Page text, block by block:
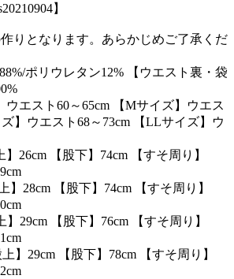
】
りとなります。あらかじめご了承くだ
ポリウレタン12% 【ウエスト裏・袋
ウエスト60～65cm 【Mサイズ】ウエス
ズ】ウエスト68～73cm 【LLサイズ】ウ
26cm 【股下】74cm 【すそ周り】
】28cm 【股下】74cm 【すそ周り】
29cm 【股下】76cm 【すそ周り】
】29cm 【股下】78cm 【すそ周り】